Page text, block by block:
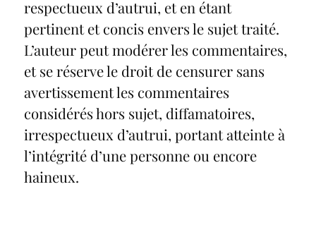
respectueux d’autrui, et en étant
pertinent et concis envers le sujet traité.
L’auteur peut modérer les commentaires,
et se réserve le droit de censurer sans
avertissement les commentaires
considérés hors sujet, diffamatoires,
irrespectueux d’autrui, portant atteinte à
l’intégrité d’une personne ou encore
haineux.